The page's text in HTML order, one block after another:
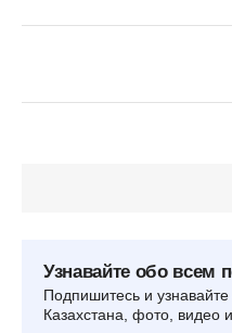
Узнавайте обо всем
Подпишитесь и
Казахстана, фото, видео